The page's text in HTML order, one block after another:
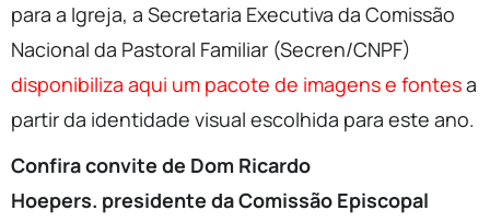
para a Igreja, a Secretaria Executiva da Comissão
Nacional da Pastoral Familiar (Secren/CNPF)
disponibiliza aqui um pacote de imagens e fontesa
partir da identidade visual escolhida para este ano.
Confira convite de Dom Ricardo
Hoepers. presidente da Comissão Episcopal